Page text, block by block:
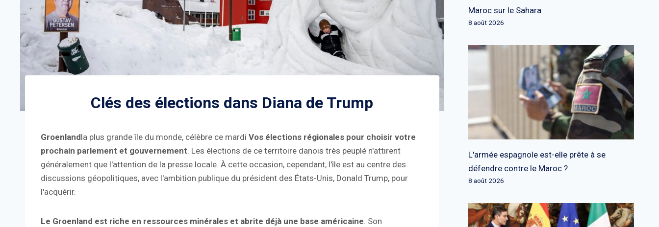
Clés des élections dans Diana de Trump
Groenlandla plus grande île du monde, célèbre ce mardi Vos élections régionales pour choisir votre
prochain parlement et gouvernement. Les élections de ce territoire danois très peuplé n'attirent
généralement que l'attention de la presse locale. À cette occasion, cependant, l'île est au centre des
discussions géopolitiques, avec l'ambition publique du président des États-Unis, Donald Trump, pour
l'acquérir.
Le Groenland est riche en ressources minérales et abrite déjà une base américaine. Son
Maroc sur le Sahara
8 août 2026
L'armée espagnole est-elle prête à se
défendre contre le Maroc ?
8 août 2026